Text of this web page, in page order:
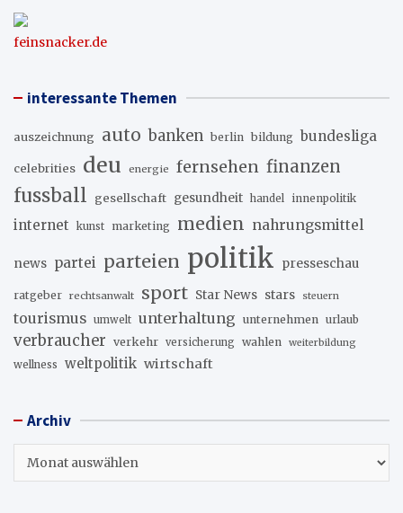
feinsnacker.de
interessante Themen
auszeichnung auto banken berlin bildung bundesliga
celebrities deu energie fernsehen finanzen
fussball gesellschaft gesundheit handel innenpolitik
internet kunst marketing medien nahrungsmittel
news partei parteien politik presseschau
ratgeber rechtsanwalt sport Star News stars steuern
tourismus umwelt unterhaltung unternehmen urlaub
verbraucher verkehr versicherung wahlen weiterbildung
wellness weltpolitik wirtschaft
Archiv